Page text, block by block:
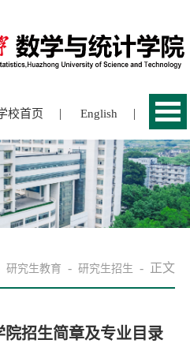
校首页 | English |
研究生教育 - 研究生招生 - 正文
院招生简章及专业目录